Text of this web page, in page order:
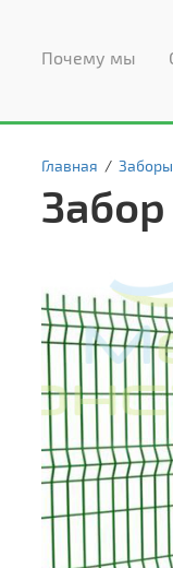
Почему мы
Главная /